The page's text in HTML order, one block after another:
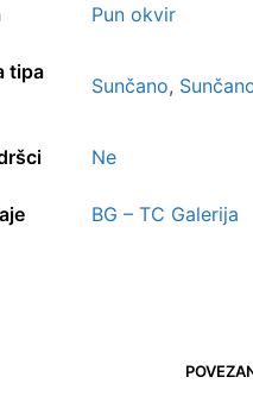
Pun okvir
tipa
Sunčano,
Ne
BG – TC Galerija